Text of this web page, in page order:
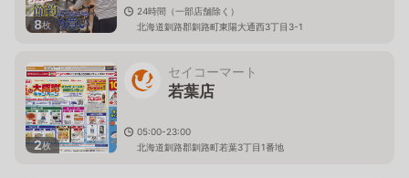
8枚
24時間（一部店舗除く）
北海道釧路郡釧路町東陽大通西3丁目3-1
2枚
セイコーマート
若葉店
05:00-23:00
北海道釧路郡釧路町若葉3丁目1番地